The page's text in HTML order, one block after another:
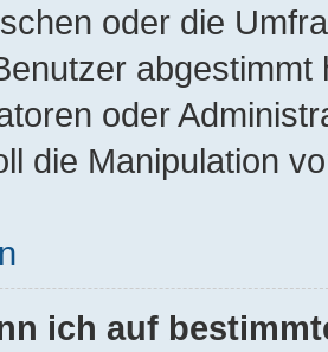
oder die
oder
die Manipulation
ich auf